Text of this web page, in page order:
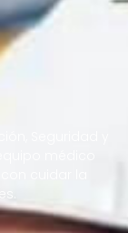
Seguridad y
médico
cuidar la